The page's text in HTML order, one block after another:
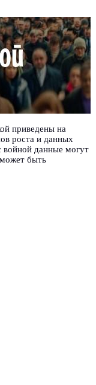
приведены на
роста и данных
войной данные могут
быть